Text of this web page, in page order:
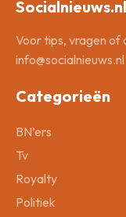
Socialnieuws.nl
Voor tips, vragen of
info@socialnieuws.nl
Categorieën
BN’ers
Tv
Royalty
Politiek